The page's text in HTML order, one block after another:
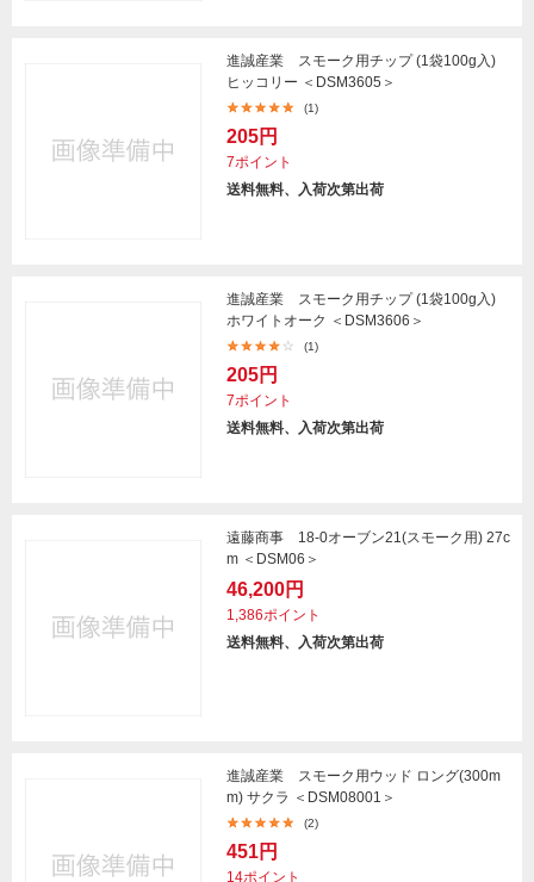
進誠産業 スモーク用チップ (1袋100g入)
ヒッコリー ＜DSM3605＞
(1)
205円
7ポイント
送料無料、入荷次第出荷
進誠産業 スモーク用チップ (1袋100g入)
ホワイトオーク ＜DSM3606＞
(1)
205円
7ポイント
送料無料、入荷次第出荷
遠藤商事 18-0オーブン21(スモーク用) 27c
m ＜DSM06＞
46,200円
1,386ポイント
送料無料、入荷次第出荷
進誠産業 スモーク用ウッド ロング(300m
m) サクラ ＜DSM08001＞
(2)
451円
14ポイント